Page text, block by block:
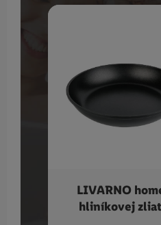
LIVARNO
hliníkovej